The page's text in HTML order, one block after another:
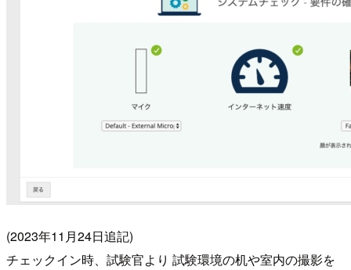
(2023年11月24日追記)
チェックイン時、試験官より 試験環境の机や室内の撮影を